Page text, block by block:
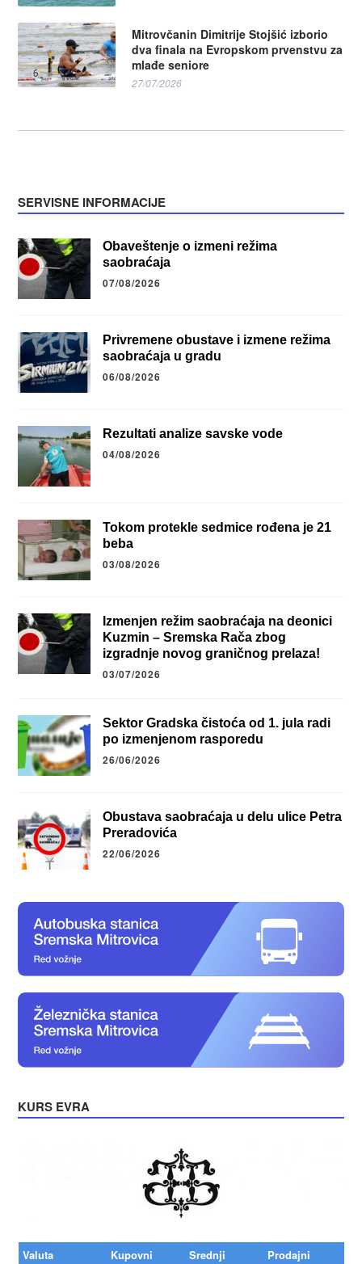
Mitrovčanin Dimitrije Stojšić izborio
dva finala na Evropskom prvenstvu za
mlađe seniore
27/07/2026
SERVISNE INFORMACIJE
Obaveštenje o izmeni režima
saobraćaja
07/08/2026
Privremene obustave i izmene režima
saobraćaja u gradu
06/08/2026
Rezultati analize savske vode
04/08/2026
Tokom protekle sedmice rođena je 21
beba
03/08/2026
Izmenjen režim saobraćaja na deonici
Kuzmin – Sremska Rača zbog
izgradnje novog graničnog prelaza!
03/07/2026
Sektor Gradska čistoća od 1. jula radi
po izmenjenom rasporedu
26/06/2026
Obustava saobraćaja u delu ulice Petra
Preradovića
22/06/2026
KURS EVRA
Valuta Kupovni Srednji Prodajni